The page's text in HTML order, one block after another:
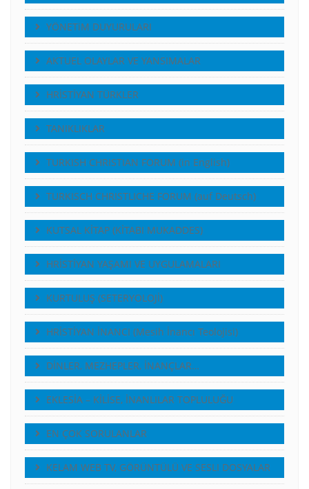
YÖNETiM DUYURULARI
AKTUEL OLAYLAR VE YANSIMALAR
HRİSTİYAN TÜRKLER
TANIKLIKLAR
TURKISH CHRISTIAN FORUM (in English)
TURKISCH CHRISTLICHE FORUM (auf Deutsch)
KUTSAL KİTAP (KİTABI MUKADDES)
HRİSTİYAN YAŞAMI VE UYGULAMALARI
KURTULUŞ (SETERYOLOJİ)
HRİSTİYAN İNANCI (Mesih İnancı Teolojisi)
DİNLER, MEZHEPLER, İNANÇLAR…
EKLESİA – KİLİSE, İNANLILAR TOPLULUĞU
EN ÇOK SORULANLAR
KELAM WEB TV, GÖRÜNTÜLÜ VE SESLI DOSYALAR